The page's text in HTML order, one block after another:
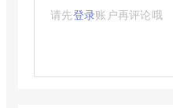
请先登录账户再评论哦